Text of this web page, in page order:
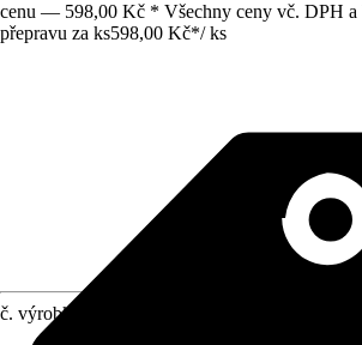
cenu — 598,00 Kč * Všechny ceny vč. DPH a
přepravu za ks598,00 Kč*/ ks
č. výrobku